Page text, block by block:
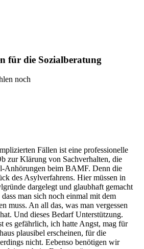
für die Sozialberatung
noch
Fällen ist eine professionelle
zur Klärung von Sachverhalten, die
Anhörungen beim BAMF. Denn die
des Asylverfahrens. Hier müssen in
dargelegt und glaubhaft gemacht
man sich noch einmal mit dem
muss. An all das, was man vergessen
Und dieses Bedarf Unterstützung.
es gefährlich, ich hatte Angst, mag für
plausibel erscheinen, für die
nicht. Eebenso benötigen wir